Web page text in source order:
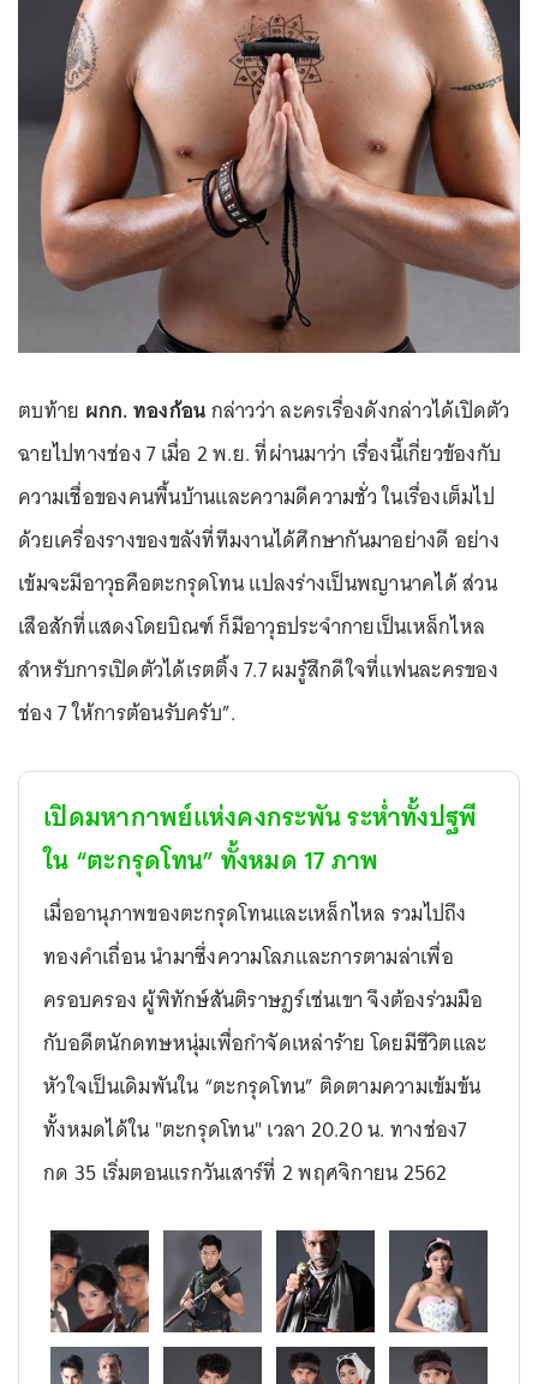
ตบท้าย ผกก. ทองก้อนกล่าวว่า ละครเรื่องดังกล่าวได้เปิดตัว
ฉายไปทางช่อง 7 เมื่อ 2 พ.ย. ที่ผ่านมาว่า เรื่องนี้เกี่ยวข้องกับ
ความเชื่อของคนพื้นบ้านและความดีความชั่ว ในเรื่องเต็มไป
ด้วยเครื่องรางของขลังที่ทีมงานได้ศึกษากันมาอย่างดี อย่าง
เข้มจะมีอาวุธคือตะกรุดโทน แปลงร่างเป็นพญานาคได้ ส่วน
เสือสักที่แสดงโดยบิณฑ์ ก็มีอาวุธประจำกายเป็นเหล็กไหล
สำหรับการเปิดตัวได้เรตติ้ง 7.7 ผมรู้สึกดีใจที่แฟนละครของ
ช่อง 7 ให้การต้อนรับครับ”.
เปิดมหากาพย์แห่งคงกระพัน ระห่ำทั้งปฐพี
ใน “ตะกรุดโทน”ทั้งหมด17ภาพ
เมื่ออานุภาพของตะกรุดโทนและเหล็กไหล รวมไปถึง
ทองคำเถื่อน นำมาซึ่งความโลภและการตามล่าเพื่อ
ครอบครอง ผู้พิทักษ์สันติราษฎร์เช่นเขา จึงต้องร่วมมือ
กับอดีตนักดทษหนุ่มเพื่อกำจัดเหล่าร้าย โดยมีชีวิตและ
หัวใจเป็นเดิมพันใน “ตะกรุดโทน” ติดตามความเข้มข้น
ทั้งหมดได้ใน "ตะกรุดโทน" เวลา 20.20 น. ทางช่อง7
กด 35 เริ่มตอนแรกวันเสาร์ที่ 2 พฤศจิกายน 2562